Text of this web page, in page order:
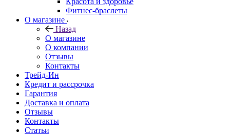
Фитнес-браслеты
О магазине
Назад
О магазине
О компании
Отзывы
Контакты
Трейд-Ин
Кредит и рассрочка
Гарантия
Доставка и оплата
Отзывы
Контакты
Статьи